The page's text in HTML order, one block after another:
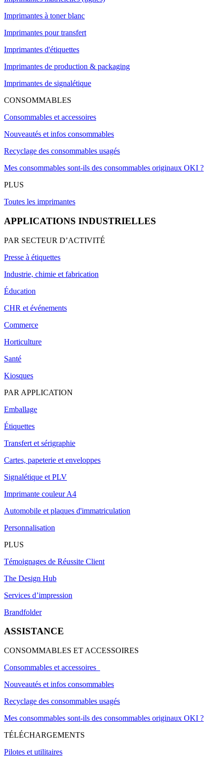
Imprimantes à toner blanc
Imprimantes pour transfert
Imprimantes d'étiquettes
Imprimantes de production & packaging
Imprimantes de signalétique
CONSOMMABLES
Consommables et accessoires
Nouveautés et infos consommables
Recyclage des consommables usagés
Mes consommables sont-ils des consommables originaux OKI ?
PLUS
Toutes les imprimantes
APPLICATIONS INDUSTRIELLES
PAR SECTEUR D’ACTIVITÉ
Presse à étiquettes
Industrie, chimie et fabrication
Éducation
CHR et événements
Commerce
Horticulture
Santé
Kiosques
PAR APPLICATION
Emballage
Étiquettes
Transfert et sérigraphie
Cartes, papeterie et enveloppes
Signalétique et PLV
Imprimante couleur A4
Automobile et plaques d'immatriculation
Personnalisation
PLUS
Témoignages de Réussite Client
The Design Hub
Services d’impression
Brandfolder
ASSISTANCE
CONSOMMABLES ET ACCESSOIRES
Consommables et accessoires
Nouveautés et infos consommables
Recyclage des consommables usagés
Mes consommables sont-ils des consommables originaux OKI ?
TÉLÉCHARGEMENTS
Pilotes et utilitaires